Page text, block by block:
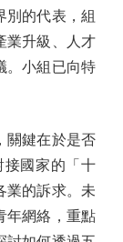
別的代表，組
業升級、人才
。小組已向特
鍵在於是否
國家的「十
業的訴求。未
年網絡，重點